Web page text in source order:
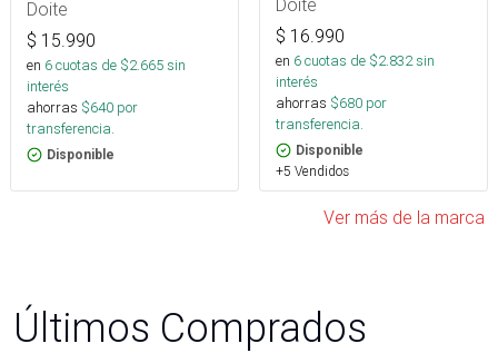
Doite
$ 15.990
en 6cuotas de $2.665sin
interés
ahorras $640 por
transferencia.
Disponible
Doite
$ 16.990
en 6cuotas de $2.832sin
interés
ahorras $680 por
transferencia.
Disponible
+5 Vendidos
Ver más de la marca
Últimos Comprados